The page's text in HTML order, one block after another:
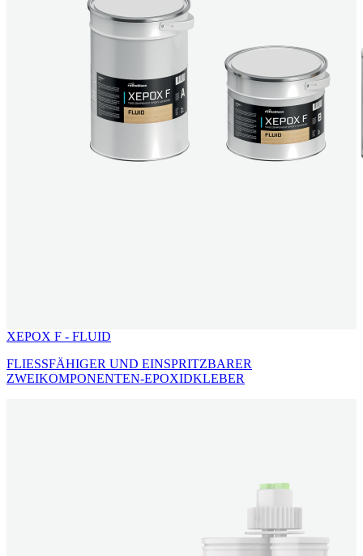
XEPOX F - FLUID
FLIESSFÄHIGER UND EINSPRITZBARER
ZWEIKOMPONENTEN-EPOXIDKLEBER